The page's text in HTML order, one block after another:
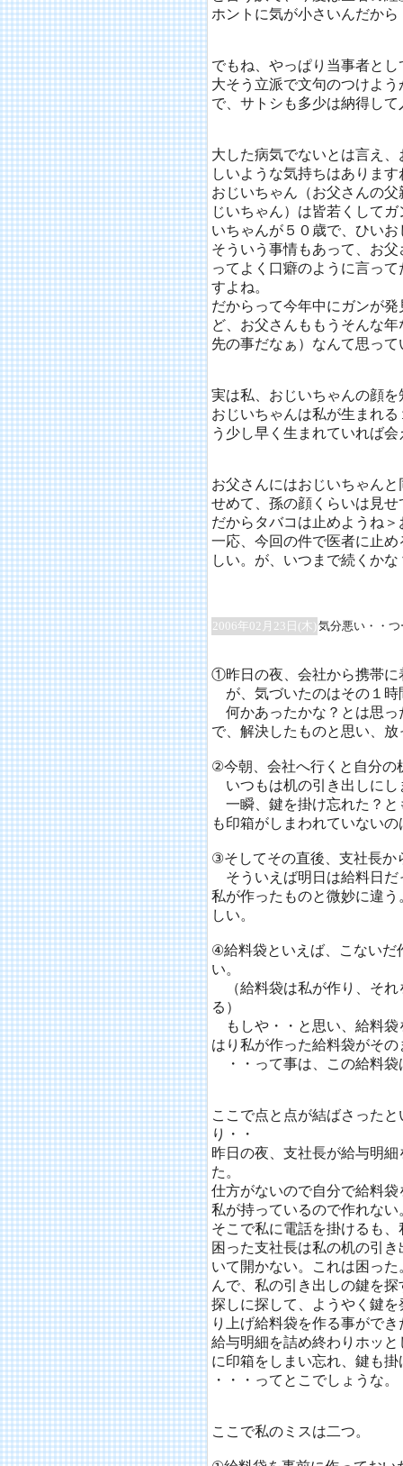
ホントに気が小さいんだから
でもね、やっぱり当事者と
大そう立派で文句のつけよ
で、サトシも多少は納得し
大した病気でないとは言え
しいような気持ちはあります
おじいちゃん（お父さんの
じいちゃん）は皆若くして
いちゃんが５０歳で、ひい
そういう事情もあって、お
ってよく口癖のように言っ
すよね。
だからって今年中にガンが
ど、お父さんももうそんな
先の事だなぁ）なんて思って
実は私、おじいちゃんの顔
おじいちゃんは私が生まれ
う少し早く生まれていれば
お父さんにはおじいちゃん
せめて、孫の顔くらいは見せ
だからタバコは止めようね
一応、今回の件で医者に止
しい。が、いつまで続くかな
2006年02月23日(木)気分悪い・・
①昨日の夜、会社から携帯に
が、気づいたのはその１時
何かあったかな？とは思っ
で、解決したものと思い、
②今朝、会社へ行くと自分の
いつもは机の引き出しにし
一瞬、鍵を掛け忘れた？と
も印箱がしまわれていない
③そしてその直後、支社長か
そういえば明日は給料日だ
私が作ったものと微妙に違
しい。
④給料袋といえば、こないだ
い。
（給料袋は私が作り、それ
る）
もしや・・と思い、給料袋
はり私が作った給料袋がそ
・・って事は、この給料袋
ここで点と点が結ばさった
り・・
昨日の夜、支社長が給与明
た。
仕方がないので自分で給料
私が持っているので作れない
そこで私に電話を掛けるも、
困った支社長は私の机の引
いて開かない。これは困った
んで、私の引き出しの鍵を
探しに探して、ようやく鍵
り上げ給料袋を作る事ができ
給与明細を詰め終わりホッ
に印箱をしまい忘れ、鍵も掛
・・・ってとこでしょうな。
ここで私のミスは二つ。